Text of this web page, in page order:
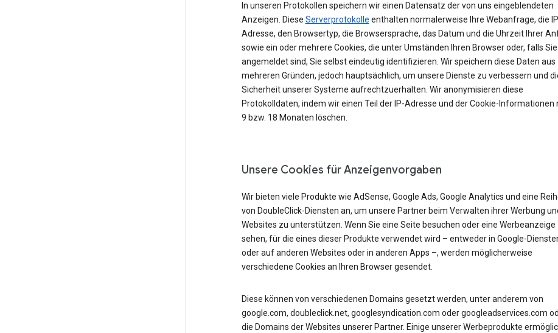
In unseren Protokollen speichern wir einen Datensatz der von uns eingeblendeten
Anzeigen. Diese Serverprotokolle enthalten normalerweise Ihre Webanfrage, die
Adresse, den Browsertyp, die Browsersprache, das Datum und die Uhrzeit Ihrer
sowie ein oder mehrere Cookies, die unter Umständen Ihren Browser oder, falls Sie
angemeldet sind, Sie selbst eindeutig identifizieren. Wir speichern diese Daten aus
mehreren Gründen, jedoch hauptsächlich, um unsere Dienste zu verbessern und
Sicherheit unserer Systeme aufrechtzuerhalten. Wir anonymisieren diese
Protokolldaten, indem wir einen Teil der IP-Adresse und der Cookie-Informationen
9 bzw. 18 Monaten löschen.
Unsere Cookies für Anzeigenvorgaben
Wir bieten viele Produkte wie AdSense, Google Ads, Google Analytics und eine
von DoubleClick-Diensten an, um unsere Partner beim Verwalten ihrer Werbung
Websites zu unterstützen. Wenn Sie eine Seite besuchen oder eine Werbeanzeige
sehen, für die eines dieser Produkte verwendet wird – entweder in Google-
oder auf anderen Websites oder in anderen Apps –, werden möglicherweise
verschiedene Cookies an Ihren Browser gesendet.
Diese können von verschiedenen Domains gesetzt werden, unter anderem von
google.com, doubleclick.net, googlesyndication.com oder googleadservices.com
die Domains der Websites unserer Partner. Einige unserer Werbeprodukte